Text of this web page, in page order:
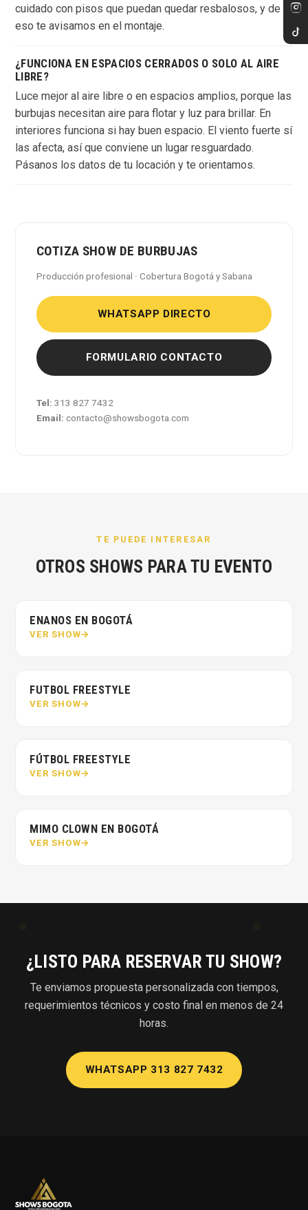
cuidado con pisos que puedan quedar resbalosos, y de
eso te avisamos en el montaje.
¿FUNCIONA EN ESPACIOS CERRADOS O SOLO AL AIRE
LIBRE?
Luce mejor al aire libre o en espacios amplios, porque las
burbujas necesitan aire para flotar y luz para brillar. En
interiores funciona si hay buen espacio. El viento fuerte sí
las afecta, así que conviene un lugar resguardado.
Pásanos los datos de tu locación y te orientamos.
COTIZA SHOW DE BURBUJAS
Producción profesional · Cobertura Bogotá y Sabana
WHATSAPP DIRECTO
FORMULARIO CONTACTO
Tel: 313 827 7432
Email: contacto@showsbogota.com
TE PUEDE INTERESAR
OTROS SHOWS PARA TU EVENTO
ENANOS EN BOGOTÁ
VER SHOW
FUTBOL FREESTYLE
VER SHOW
FÚTBOL FREESTYLE
VER SHOW
MIMO CLOWN EN BOGOTÁ
VER SHOW
¿LISTO PARA RESERVAR TU SHOW?
Te enviamos propuesta personalizada con tiempos,
requerimientos técnicos y costo final en menos de 24
horas.
WHATSAPP 313 827 7432